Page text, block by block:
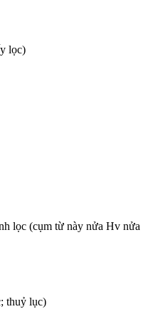
y lọc)
h lọc (cụm từ này nửa Hv nửa
thuỷ lục)